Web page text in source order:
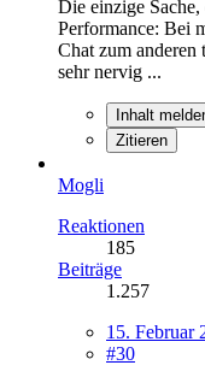
Die einzige
Performance: Bei
Chat zum anderen
sehr nervig ...
Inhalt
Zitieren
Mogli
Reaktionen
185
Beiträge
1.257
15. Februar
#30